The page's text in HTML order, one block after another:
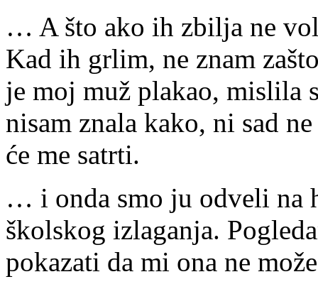
… A što ako ih zbilja ne
Kad ih grlim, ne znam
je moj muž plakao, mislila
nisam znala kako, ni sad
će me satrti.
… i onda smo ju odveli na
školskog izlaganja.
pokazati da mi ona ne